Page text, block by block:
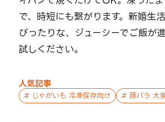
で、時短にも繋がります。新婚生
ぴったりな、ジューシーでご飯が
試しください。
人気記事
# じゃがいも 冷凍保存向け # 豚バラ 大